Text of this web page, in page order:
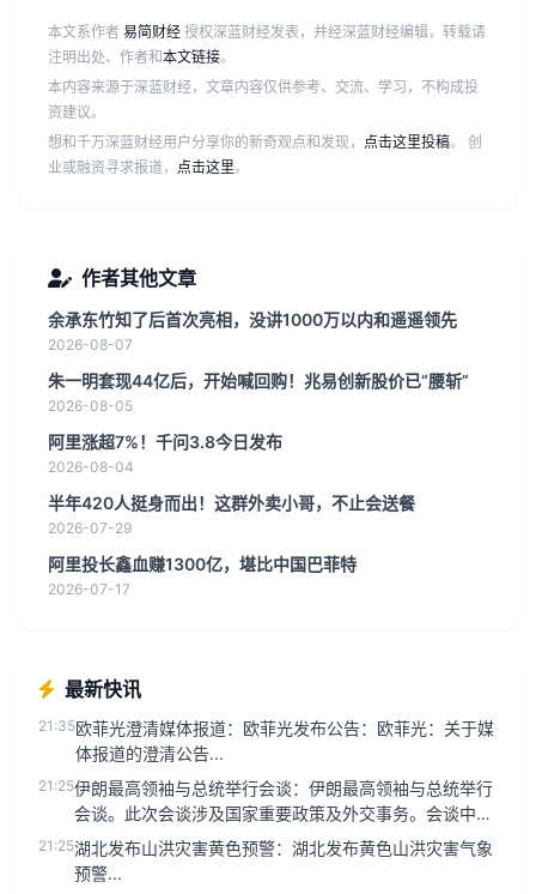
本文系作者 易简财经 授权深蓝财经发表，并经深蓝财经编辑，转载请
注明出处、作者和本文链接。
本内容来源于深蓝财经，文章内容仅供参考、交流、学习，不构成投
资建议。
想和千万深蓝财经用户分享你的新奇观点和发现， 点击这里投稿。 创
业或融资寻求报道， 点击这里。
作者其他文章
余承东竹知了后首次亮相，没讲1000万以内和遥遥领先
2026-08-07
朱一明套现44亿后，开始喊回购！兆易创新股价已“腰斩”
2026-08-05
阿里涨超7%！千问3.8今日发布
2026-08-04
半年420人挺身而出！这群外卖小哥，不止会送餐
2026-07-29
阿里投长鑫血赚1300亿，堪比中国巴菲特
2026-07-17
最新快讯
21:35欧菲光澄清媒体报道：欧菲光发布公告：欧菲光：关于媒
体报道的澄清公告...
21:25伊朗最高领袖与总统举行会谈：伊朗最高领袖与总统举行
会谈。此次会谈涉及国家重要政策及外交事务。会谈中，
双方就当前经济形势和...
21:25湖北发布山洪灾害黄色预警：湖北发布黄色山洪灾害气象
预警...